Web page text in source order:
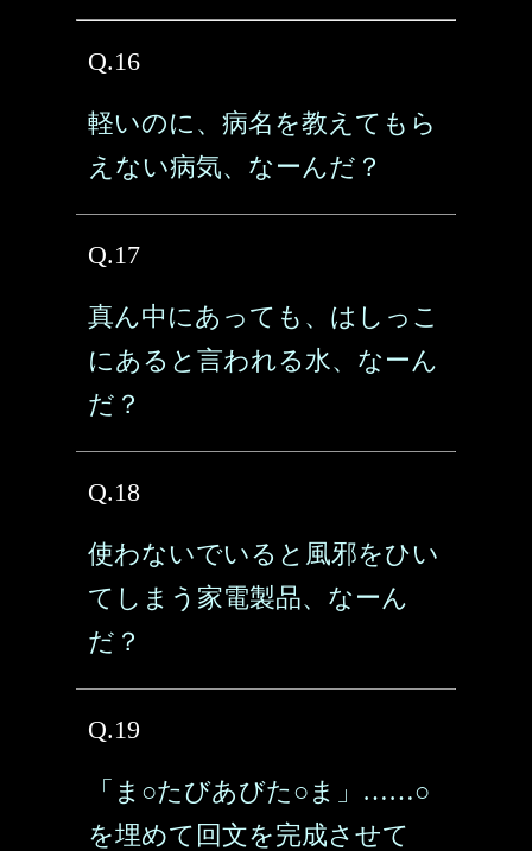
Q.16
軽いのに、病名を教えてもら
えない病気、なーんだ？
Q.17
真ん中にあっても、はしっこ
にあると言われる水、なーん
だ？
Q.18
使わないでいると風邪をひい
てしまう家電製品、なーん
だ？
Q.19
「ま○たびあびた○ま」……○
を埋めて回文を完成させて